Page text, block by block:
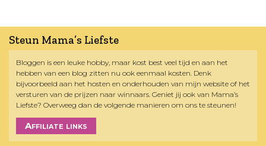
Steun Mama’s Liefste
Bloggen is een leuke hobby, maar kost best veel tijd en aan het
hebben van een blog zitten nu ook eenmaal kosten. Denk
bijvoorbeeld aan het hosten en onderhouden van mijn website of het
versturen van de prijzen naar winnaars. Geniet jij ook van Mama’s
Liefste? Overweeg dan de volgende manieren om ons te steunen!
Affiliate links